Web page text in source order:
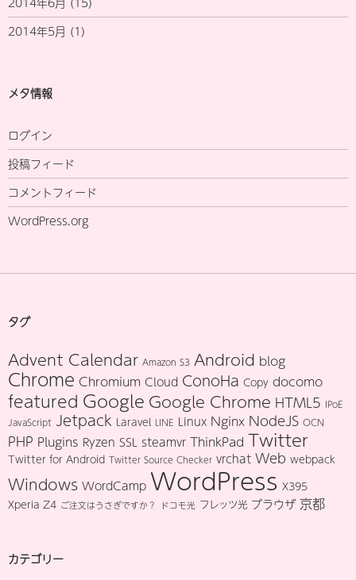
2014年5月 (1)
メタ情報
ログイン
投稿フィード
コメントフィード
WordPress.org
タグ
Advent Calendar Amazon S3 Android blog
Chrome Chromium Cloud ConoHa Copy docomo
featured Google Google Chrome HTML5 IPoE
JavaScript Jetpack Laravel LINE Linux Nginx NodeJS OCN
PHP Plugins Ryzen SSL steamvr ThinkPad Twitter
Twitter for Android Twitter Source Checker vrchat Web webpack
Windows WordCamp WordPress X395
Xperia Z4 ご注文はうさぎですか？ ドコモ光 フレッツ光 ブラウザ 京都
カテゴリー